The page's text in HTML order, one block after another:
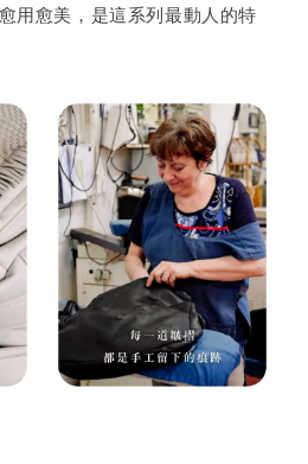
愈美，是這系列最動人的特